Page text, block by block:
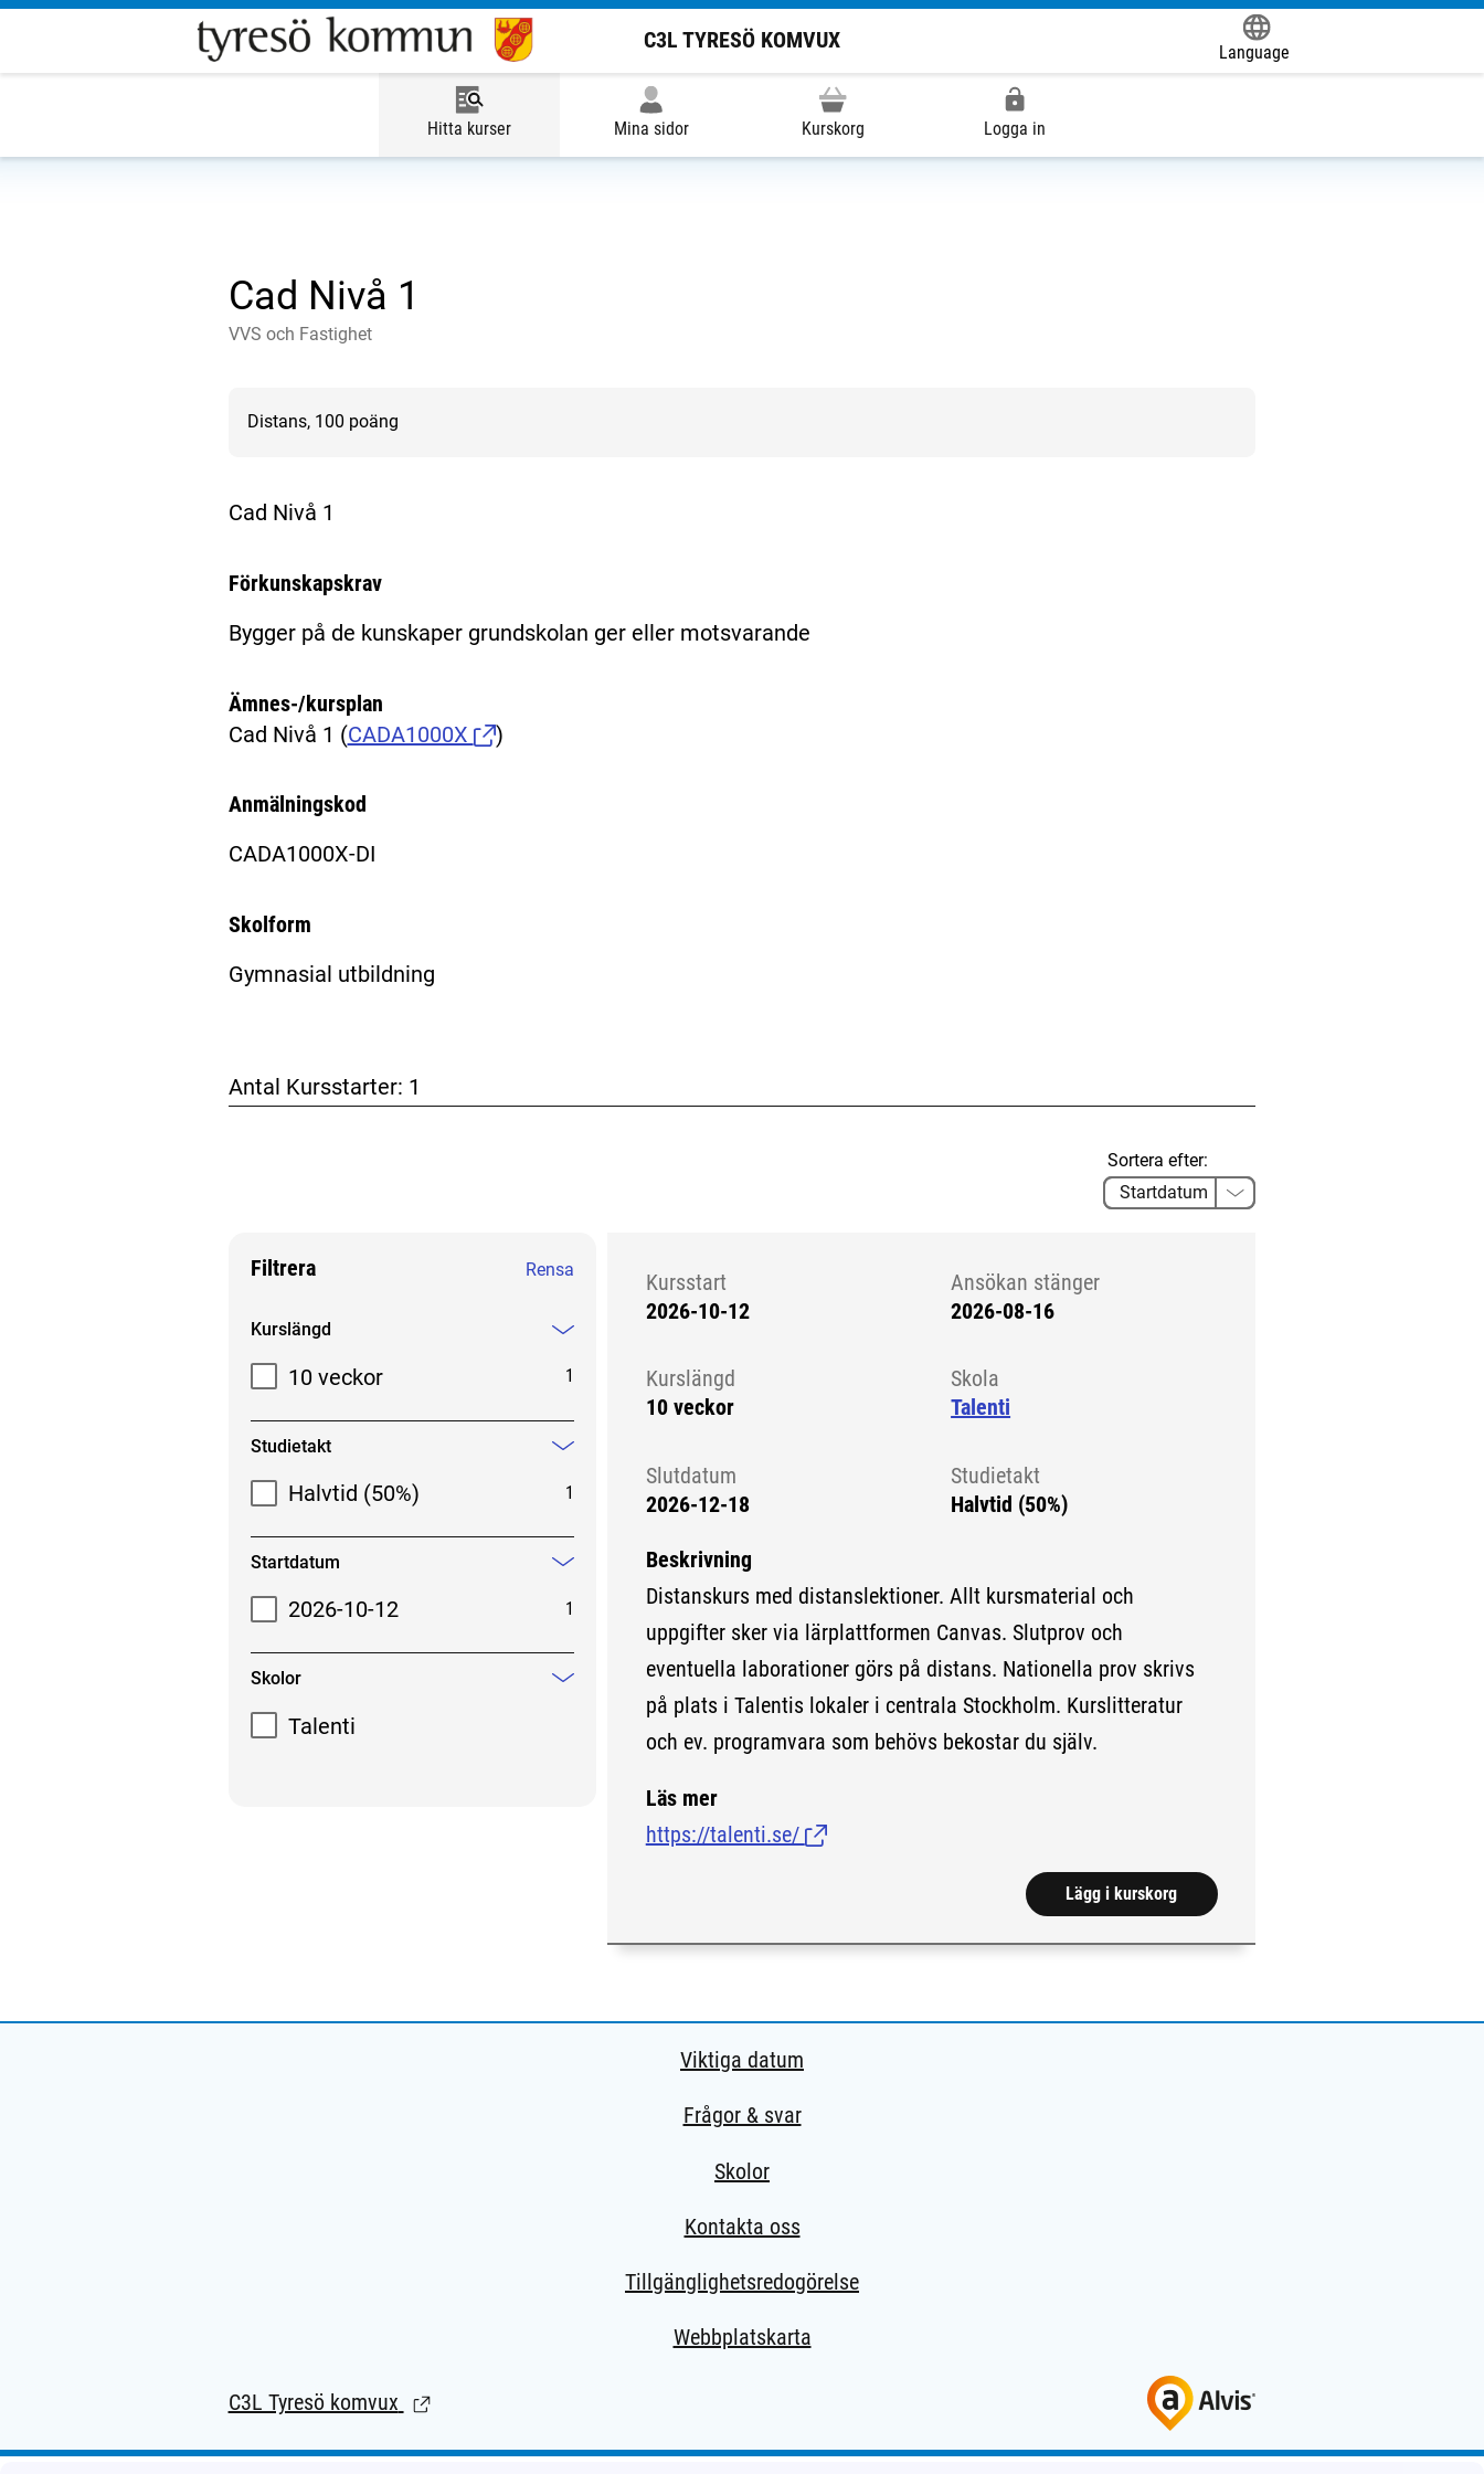
C3L TYRESÖ KOMVUX
Language
Hitta kurser Mina sidor Kurskorg Logga in
Cad Nivå 1
VVS och Fastighet
Distans, 100 poäng
Cad Nivå 1
Förkunskapskrav
Bygger på de kunskaper grundskolan ger eller motsvarande
Ämnes-/kursplan
Cad Nivå 1 (CADA1000X )
Anmälningskod
CADA1000X-DI
Skolform
Gymnasial utbildning
Antal Kursstarter: 1
Sortera efter:
Filtrera Rensa
Filtrera sökresultat
Kurslängd
10 veckor
1
Studietakt
Mindre information
Halvtid (50%)
1
Startdatum
2026-10-12
1
Skolor
Mindre information
Talenti
Kursstart
2026-10-12
Ansökan stänger
2026-08-16
Kurslängd
10 veckor
Skola
Talenti
Slutdatum
2026-12-18
Studietakt
Halvtid (50%)
Beskrivning
Distanskurs med distanslektioner. Allt kursmaterial och
uppgifter sker via lärplattformen Canvas. Slutprov och
eventuella laborationer görs på distans. Nationella prov skrivs
på plats i Talentis lokaler i centrala Stockholm. Kurslitteratur
och ev. programvara som behövs bekostar du själv.
Läs mer
https://talenti.se/ (Länk till extern sida.)
Lägg i kurskorg
Viktiga datum
Frågor & svar
Skolor
Kontakta oss
Tillgänglighetsredogörelse
Webbplatskarta
C3L Tyresö komvux (Länk till extern sida.)